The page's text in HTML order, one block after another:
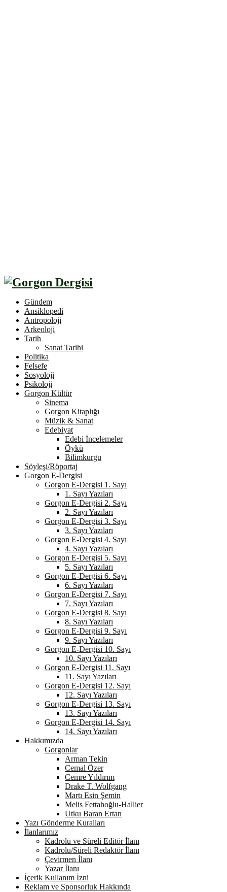
Gündem
Ansiklopedi
Antropoloji
Arkeoloji
Tarih
Sanat Tarihi
Politika
Felsefe
Sosyoloji
Psikoloji
Gorgon Kültür
Sinema
Gorgon Kitaplığı
Müzik & Sanat
Edebiyat
Edebi İncelemeler
Öykü
Bilimkurgu
Söyleşi/Röportaj
Gorgon E-Dergisi
Gorgon E-Dergisi 1. Sayı
1. Sayı Yazıları
Gorgon E-Dergisi 2. Sayı
2. Sayı Yazıları
Gorgon E-Dergisi 3. Sayı
3. Sayı Yazıları
Gorgon E-Dergisi 4. Sayı
4. Sayı Yazıları
Gorgon E-Dergisi 5. Sayı
5. Sayı Yazıları
Gorgon E-Dergisi 6. Sayı
6. Sayı Yazıları
Gorgon E-Dergisi 7. Sayı
7. Sayı Yazıları
Gorgon E-Dergisi 8. Sayı
8. Sayı Yazıları
Gorgon E-Dergisi 9. Sayı
9. Sayı Yazıları
Gorgon E-Dergisi 10. Sayı
10. Sayı Yazıları
Gorgon E-Dergisi 11. Sayı
11. Sayı Yazıları
Gorgon E-Dergisi 12. Sayı
12. Sayı Yazıları
Gorgon E-Dergisi 13. Sayı
13. Sayı Yazıları
Gorgon E-Dergisi 14. Sayı
14. Sayı Yazıları
Hakkımızda
Gorgonlar
Arman Tekin
Cemal Özer
Cemre Yıldırım
Drake T. Wolfgang
Martı Esin Şemin
Melis Fettahoğlu-Hallier
Utku Baran Ertan
Yazı Gönderme Kuralları
İlanlarımız
Kadrolu ve Süreli Editör İlanı
Kadrolu/Süreli Redaktör İlanı
Çevirmen İlanı
Yazar İlanı
İçerik Kullanım İzni
Reklam ve Sponsorluk Hakkında